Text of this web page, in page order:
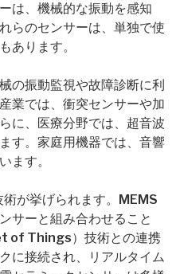
は、機械的な振動を感知
らのセンサーは、単独で使
あります。
の振動監視や故障診断に利
業では、衝突センサーや加
に、医療分野では、超音波
す。家庭用機器では、音響
ます。
が挙げられます。MEMS
サーと組み合わせること
of Things）技術との連携
に接続され、リアルタイム